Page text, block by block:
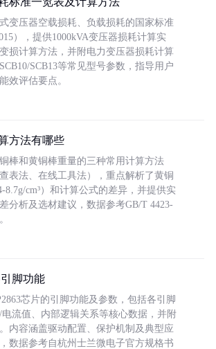
变压器空载损耗、负载损耗的国家标准
），提供1000kVA变压器损耗计算实
损计算方法，并附电力变压器损耗计算
SCB13等常见型号参数，指导用户
效评估要点。
方法有哪些
棒和黄铜棒重量的三种常用计算方法
表法、在线工具法），重点解析了黄铜
8.7g/cm³）和计算公式的差异，并提供实
分析及选材建议，数据参考GB/T 4423-
脚功能
芯片的引脚功能及参数，包括各引脚
流值、内部逻辑关系等核心数据，并附
内容涵盖驱动配置、保护机制及典型应
数据参考自杭州士兰微电子官方规格书